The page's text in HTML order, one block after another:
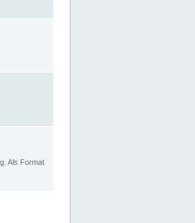
Als Format